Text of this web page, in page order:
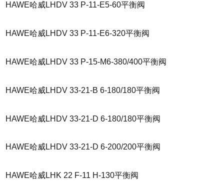
HAWE哈威LHDV 33 P-11-E5-60平衡阀
HAWE哈威LHDV 33 P-11-E6-320平衡阀
HAWE哈威LHDV 33 P-15-M6-380/400平衡阀
HAWE哈威LHDV 33-21-B 6-180/180平衡阀
HAWE哈威LHDV 33-21-D 6-180/180平衡阀
HAWE哈威LHDV 33-21-D 6-200/200平衡阀
HAWE哈威LHK 22 F-11 H-130平衡阀